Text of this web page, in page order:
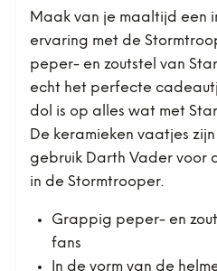
Maak van je maaltijd een
ervaring met de
peper- en zoutstel van
echt het perfecte
dol is op alles wat met
De keramieken vaatjes
gebruik Darth Vader voor
in de Stormtrooper.
Grappig peper- en
fans
In de vorm van de